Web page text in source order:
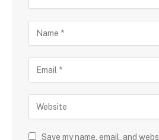
Save my name, email, and